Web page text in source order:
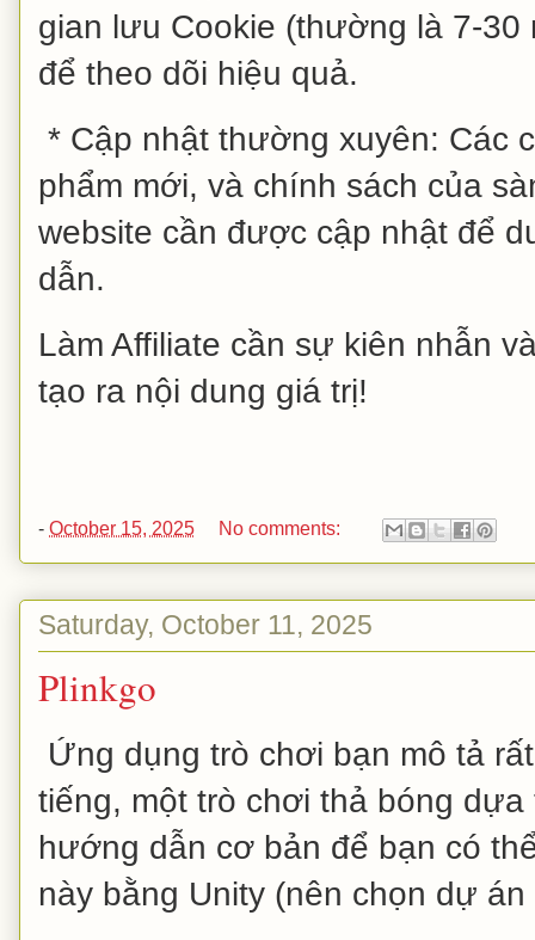
gian lưu Cookie (thường là 7-
để theo dõi hiệu quả.
* Cập nhật thường xuyên: Các
phẩm mới, và chính sách của
website cần được cập nhật để
dẫn.
Làm Affiliate cần sự kiên nhẫn
tạo ra nội dung giá trị!
- October 15, 2025 No comments:
Saturday, October 11, 2025
Plinkgo
Ứng dụng trò chơi bạn mô tả
tiếng, một trò chơi thả bóng
hướng dẫn cơ bản để bạn có
này bằng Unity (nên chọn dự